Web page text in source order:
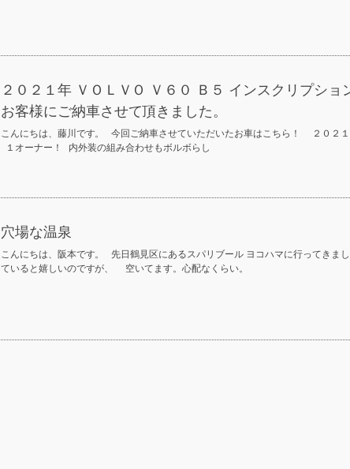
２０２１年 ＶＯＬＶＯ Ｖ６０ Ｂ５ インスクリプシ
お客様にご納車させて頂きました。
こんにちは、藤川です。 今回ご納車させていただいたお車はこちら！ ２０２
１オーナー！ 内外装の組み合わせもボルボらし
穴場な温泉
こんにちは、阪本です。 先日鶴見区にあるスパリブール ヨコハマに行ってきま
ていると嬉しいのですが、 空いてます。心配なくらい。